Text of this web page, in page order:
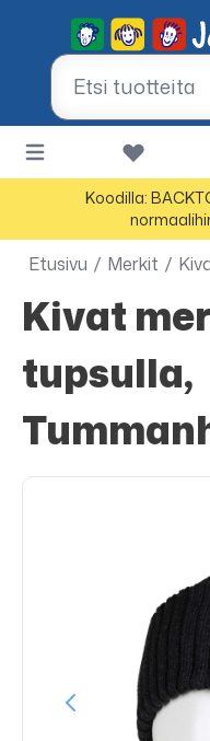
Koodilla:
Etusivu / Merkit /
Kivat merinopipo
tupsulla,